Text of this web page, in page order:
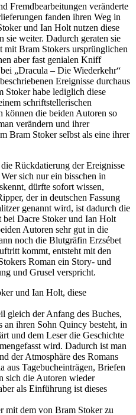
Fremdbearbeitungen veränderte
fanden ihren Weg in
und Ian Holt nutzen diese
weiter. Dadurch geraten sie
Bram Stokers ursprünglichen
aber fast genialen Kniff
„Dracula – Die Wiederkehr“
Ereignisse durchaus
Stoker habe lediglich diese
schriftstellerischen
können die beiden Autoren so
verändern und ihrer
Bram Stoker selbst als eine ihrer
Rückdatierung der Ereignisse
sich nur ein bisschen in
dürfte sofort wissen,
der in deutschen Fassung
genannt wird, ist dadurch die
Dacre Stoker und Ian Holt
Autoren sehr gut in die
noch die Blutgräfin Erzsébet
kommt, entsteht mit den
Roman ein Story- und
und Grusel verspricht.
und Ian Holt, diese
gleich der Anfang des Buches,
ihren Sohn Quincy besteht, in
und dem Leser die Geschichte
wird. Dadurch ist man
der Atmosphäre des Romans
aus Tagebucheinträgen, Briefen
sich die Autoren wieder
als Einführung ist dieses
mit dem von Bram Stoker zu